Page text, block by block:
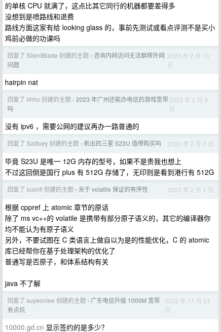
的单核 CPU 就满了，这点比其它同行的机器都要差得多
没想到是喷路线和退费
路线方面这家有给 looking glass 的，事前先测试或看点评测不是买小
鸡前必做的功课吗
回复了 SilentBlade 创建的主题 › 咨询内网访问无法群辉外网
问题
2023 年 2 月 13
日
hairpin nat
回复了 iihho 创建的主题 › 2023 年广州还能办电信的游戏宽带
吗
2023 年 2 月 9
日
没有 ipv6 ，需要公网的建议再办一路普通的
回复了 Salticey 创建的主题 › 新出的三星 S23U 值得购买吗 2023 年 2 月 2 日
毕竟 S23U 是唯一 12G 内存的型号，如果不是贵我也想上
不过这回倒是国行 plus 有 512G 存储了，无印则是看到港行有 512G
回复了 luxinfl 创建的主题 › 关于 volatile 保证的有序性 2023 年 2 月 1 日
根据 cppref 上 atomic 章节的原话
除了 ms vc++的 volatile 是携带有部分原子语义的，其它的编译器你
均不能认为有原子语义
另外，不要试图在 C 类语言上做自以为是的性能优化，C 的 atomic
库已经帮你在基于处理架构的优化了
普通写是否原子，和体系结构有关
java 不了解
回复了 suyeonlee 创建的主题 › 广东电信升级 1000M 宽带
有点坑
2022 年 11 月 24
日
10000.gd.cn 显示签约的是多少？